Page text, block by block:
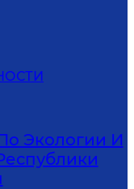
Экологии И